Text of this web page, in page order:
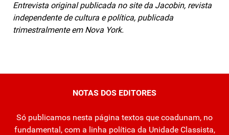
Entrevista original publicada no site da Jacobin, revista
independente de cultura e política, publicada
trimestralmente em Nova York.
NOTAS DOS EDITORES
Só publicamos nesta página textos que coadunam, no
fundamental, com a linha política da Unidade Classista,